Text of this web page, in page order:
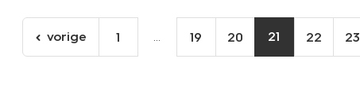
ga
naar
vorige 1 ... 19 20 21 22 23